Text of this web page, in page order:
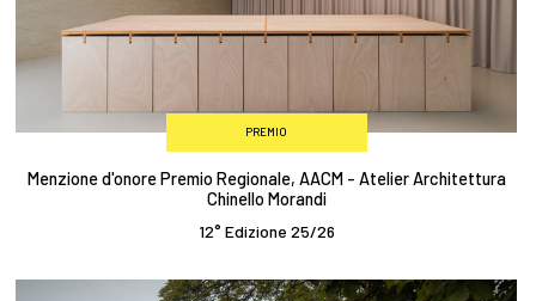
PREMIO
Menzione d'onore Premio Regionale, AACM - Atelier Architettura
Chinello Morandi
12° Edizione 25/26